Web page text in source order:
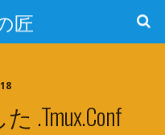
匠
.tmux.conf